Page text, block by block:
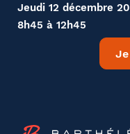
Jeudi 12 décembre
8h45 à 12h45